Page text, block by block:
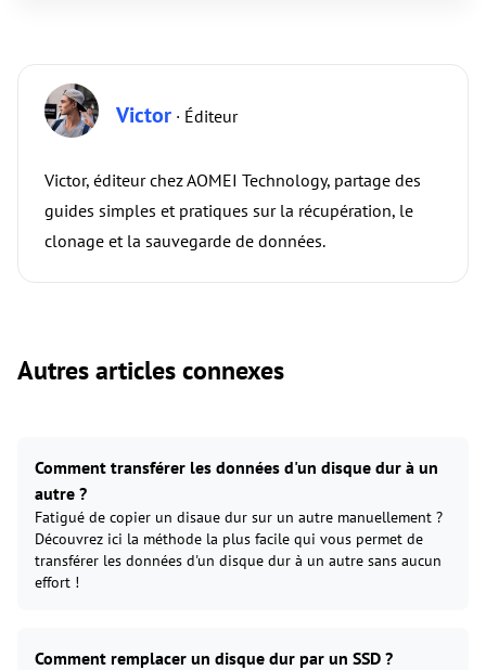
Victor · Éditeur
Victor, éditeur chez AOMEI Technology, partage des
guides simples et pratiques sur la récupération, le
clonage et la sauvegarde de données.
Autres articles connexes
Comment transférer les données d'un disque dur à un
autre ?
Fatigué de copier un disaue dur sur un autre manuellement ?
Découvrez ici la méthode la plus facile qui vous permet de
transférer les données d'un disque dur à un autre sans aucun
effort !
Comment remplacer un disque dur par un SSD ?